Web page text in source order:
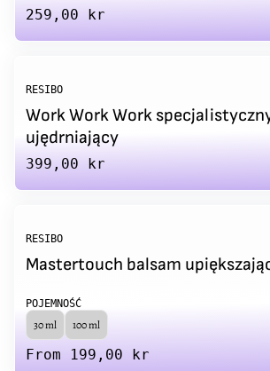
Regular price
259,00 kr
RESIBO
Work Work Work
ujędrniający
Regular price
399,00 kr
RESIBO
Mastertouch balsam
POJEMNOŚĆ
30 ml 100 ml
Regular price
From 199,00 kr